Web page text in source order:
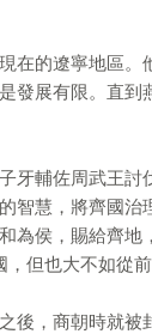
在的遼寧地區。
發展有限。直到
牙輔佐周武王討
智慧，將齊國治
為侯，賜給齊地
但也大不如從前
後，商朝時就被